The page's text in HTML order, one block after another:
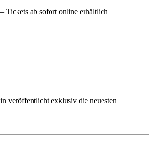
Tickets ab sofort online erhältlich
veröffentlicht exklusiv die neuesten